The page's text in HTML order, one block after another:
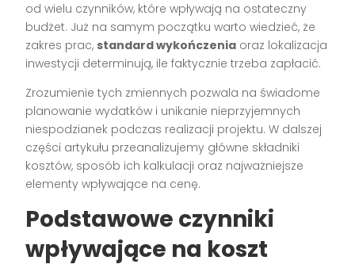
od wielu czynników, które wpływają na ostateczny
budżet. Już na samym początku warto wiedzieć, że
zakres prac, standard wykończenia oraz lokalizacja
inwestycji determinują, ile faktycznie trzeba zapłacić.
Zrozumienie tych zmiennych pozwala na świadome
planowanie wydatków i unikanie nieprzyjemnych
niespodzianek podczas realizacji projektu. W dalszej
części artykułu przeanalizujemy główne składniki
kosztów, sposób ich kalkulacji oraz najważniejsze
elementy wpływające na cenę.
Podstawowe czynniki
wpływające na koszt